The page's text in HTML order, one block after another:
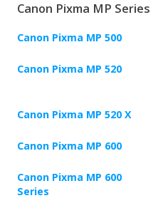
Canon Pixma MP Series
Canon Pixma MP 500
Canon Pixma MP 520
Canon Pixma MP 520 X
Canon Pixma MP 600
Canon Pixma MP 600
Series